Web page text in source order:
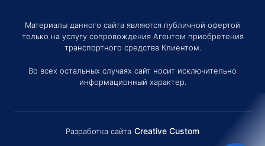
Материалы данного сайта являются публичной офертой
только на услугу сопровождения Агентом приобретения
транспортного средства Клиентом.
Во всех остальных случаях сайт носит исключительно
информационный характер.
Разработка сайта Creative Custom